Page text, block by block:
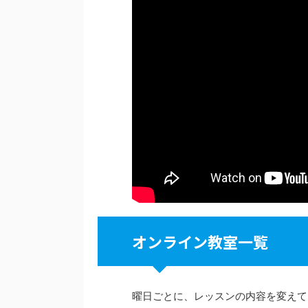
オンライン教室一覧
曜日ごとに、レッスンの内容を変え